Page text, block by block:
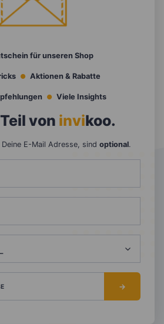
für unseren Shop
Aktionen & Rabatte
Viele Insights
von invikoo.
E-Mail Adresse, sind optional.